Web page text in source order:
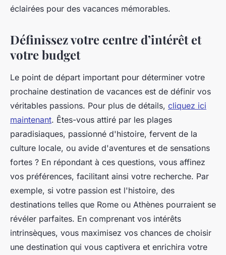
éclairées pour des vacances mémorables.
Définissez votre centre d’intérêt et
votre budget
Le point de départ important pour déterminer votre
prochaine destination de vacances est de définir vos
véritables passions. Pour plus de détails, cliquez ici
maintenant. Êtes-vous attiré par les plages
paradisiaques, passionné d'histoire, fervent de la
culture locale, ou avide d'aventures et de sensations
fortes ? En répondant à ces questions, vous affinez
vos préférences, facilitant ainsi votre recherche. Par
exemple, si votre passion est l'histoire, des
destinations telles que Rome ou Athènes pourraient se
révéler parfaites. En comprenant vos intérêts
intrinsèques, vous maximisez vos chances de choisir
une destination qui vous captivera et enrichira votre